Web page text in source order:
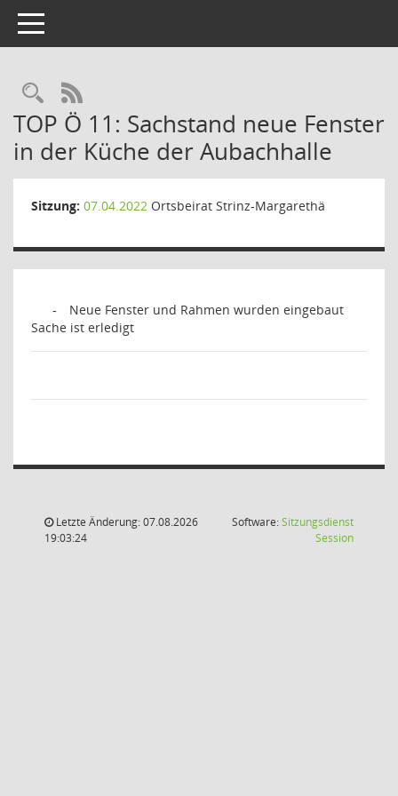
Toggle navigation
Rechercheauswahl
RSS-Feed
TOP Ö 11: Sachstand neue Fenster
in der Küche der Aubachhalle
Sitzung: 07.04.2022 Ortsbeirat Strinz-Margarethä
-
Neue Fenster und Rahmen wurden eingebaut
Sache ist erledigt
Letzte Änderung: 07.08.2026
19:03:24
Software:Sitzungsdienst
Session(Wird in